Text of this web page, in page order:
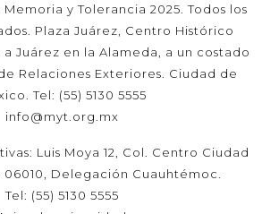
y Tolerancia 2025. Todos los
Plaza Juárez, Centro Histórico
Juárez en la Alameda, a un costado
Relaciones Exteriores. Ciudad de
Tel: (55) 5130 5555
info@myt.org.mx
Luis Moya 12, Col. Centro Ciudad
06010, Delegación Cuauhtémoc.
Tel: (55) 5130 5555